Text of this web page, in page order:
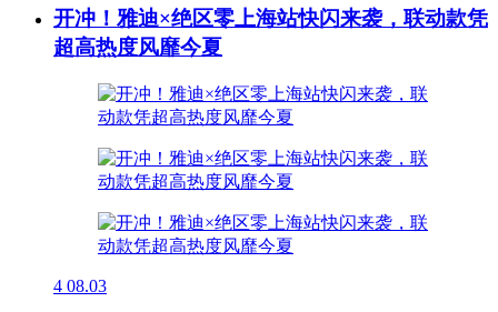
开冲！雅迪×绝区零上海站快闪来袭，联动款凭
超高热度风靡今夏
4 08.03